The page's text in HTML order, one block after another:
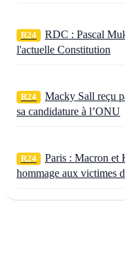
R24
RDC : Pascal
l'actuelle Constitution
R24
Macky Sall reçu
sa candidature à l’ONU
R24
Paris : Macron et
hommage aux victimes